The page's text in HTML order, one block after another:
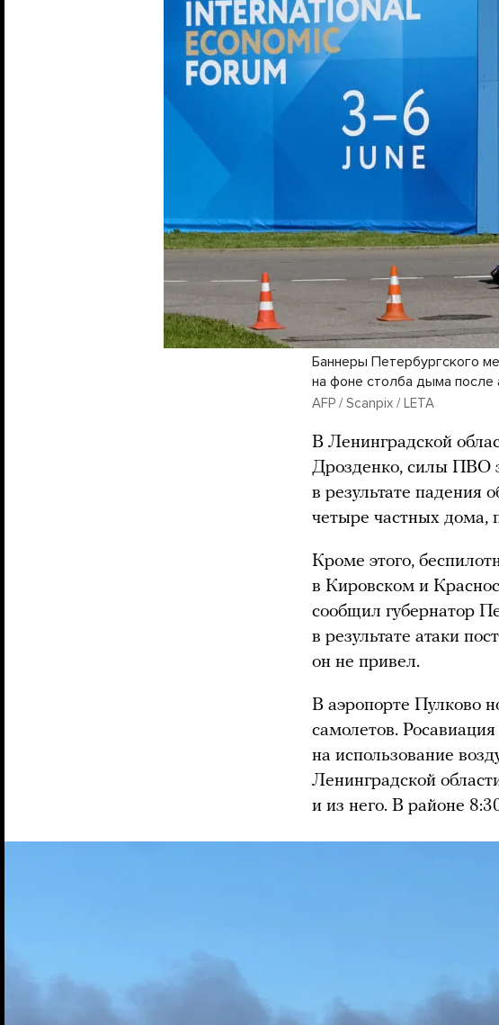
Баннеры Петербургского
на фоне столба дыма после
AFP / Scanpix / LETA
В Ленинградской
Дрозденко, силы ПВО
в результате падения
четыре частных дома,
Кроме этого,
в Кировском и
сообщил губернатор
в результате атаки
он не привел.
В аэропорте Пулково
самолетов.
на использование
Ленинградской
и из него. В районе